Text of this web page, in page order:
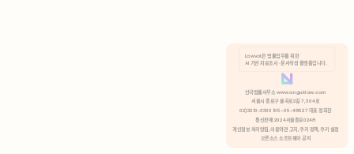
분석 쿠키 허용
Lawvot은 법률업무를 위한
AI 기반 자료조사 · 문서작성 플랫폼입니다.
안국법률사무소 www.anguklaw.com
서울시 종로구 율곡로2길 7, 304호
02)3210-3330 105-05-48527 대표 정희찬
통신판매 2024서울종로0248
개인정보 처리방침, 이용약관 고지, 쿠키 정책, 쿠키 설정
오픈소스 소프트웨어 공지